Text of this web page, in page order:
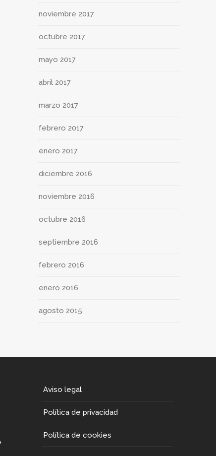
noviembre 2017
octubre 2017
mayo 2017
abril 2017
marzo 2017
febrero 2017
enero 2017
diciembre 2016
noviembre 2016
octubre 2016
septiembre 2016
febrero 2016
enero 2016
agosto 2015
Aviso legal
Política de privacidad
Política de cookies